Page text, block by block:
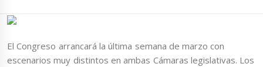
El Congreso arrancará la última semana de marzo con
escenarios muy distintos en ambas Cámaras legislativas. Los